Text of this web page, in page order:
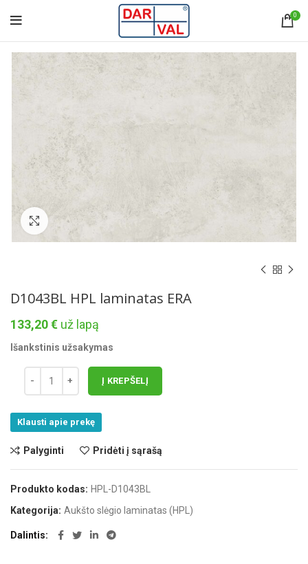
0
Norėdami padidinti spauskite čia
D1043BL HPL laminatas ERA
133,20€ už lapą
Išankstinis užsakymas
Į KREPŠELĮ
Klausti apie prekę
Palyginti Pridėti į sąrašą
Produkto kodas: HPL-D1043BL
Kategorija: Aukšto slėgio laminatas (HPL)
Dalintis